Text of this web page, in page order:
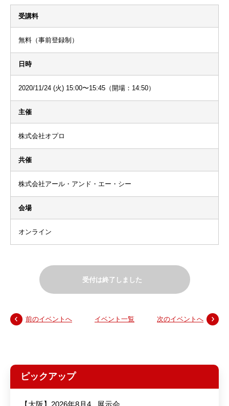
受講料
無料（事前登録制）
日時
2020/11/24 (火) 15:00〜15:45（開場：14:50）
主催
株式会社オプロ
共催
株式会社アール・アンド・エー・シー
会場
オンライン
受付は終了しました
前のイベントへ イベント一覧 次のイベントへ
ピックアップ